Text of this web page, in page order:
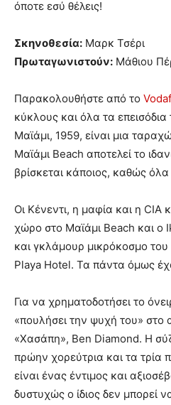
όποτε εσύ θέλεις!
Σκηνοθεσία: Μαρκ Τσέρι
Πρωταγωνιστούν: Μάθιου
Παρακολουθήστε από το
κύκλους και όλα τα
Μαϊάμι, 1959, είναι μια
Μαϊάμι Beach αποτελεί το
βρίσκεται κάποιος, καθώς
Οι Κένεντι, η μαφία και η CIA
χώρο στο Μαϊάμι Beach και ο
και γκλάμουρ μικρόκοσμο
Playa Hotel. Τα πάντα όμως
Για να χρηματοδοτήσει το
«πουλήσει την ψυχή του» στο
«Χασάπη», Ben Diamond. H
πρώην χορεύτρια και τα τρία
είναι ένας έντιμος και
δυστυχώς ο ίδιος δεν μπορεί